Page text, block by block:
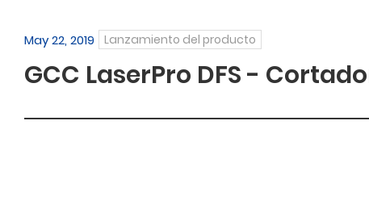
May 22, 2019 Lanzamiento del producto
GCC LaserPro DFS -